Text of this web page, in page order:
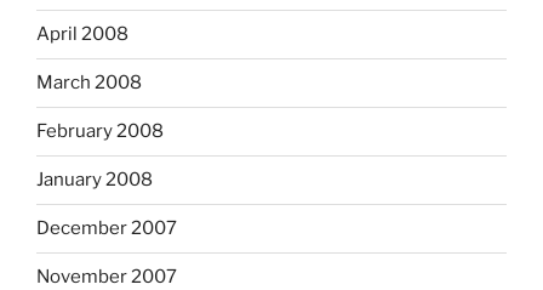
April 2008
March 2008
February 2008
January 2008
December 2007
November 2007